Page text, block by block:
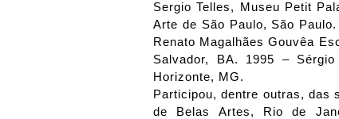
Sergio Telles, Museu Petit
Arte de São Paulo, São
Renato Magalhães Gouvêa
Salvador, BA. 1995 –
Horizonte, MG.
Participou, dentre outras, das
de Belas Artes, Rio de